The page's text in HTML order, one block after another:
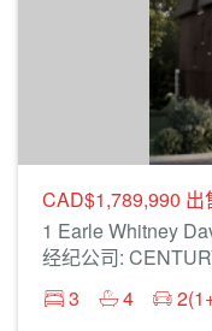
CAD$1,789,990 出
1 Earle Whitney
3
4